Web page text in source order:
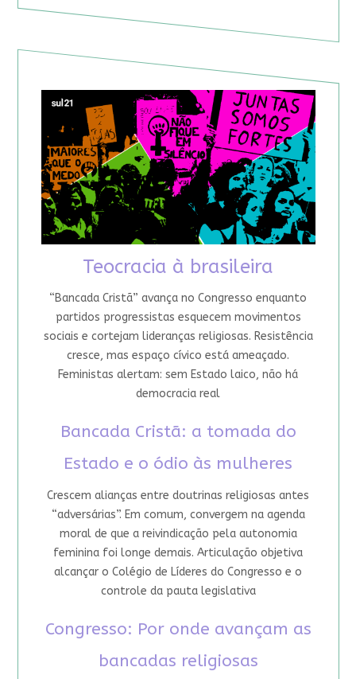
Teocracia à brasileira
“Bancada Cristã” avança no Congresso enquanto
partidos progressistas esquecem movimentos
sociais e cortejam lideranças religiosas. Resistência
cresce, mas espaço cívico está ameaçado.
Feministas alertam: sem Estado laico, não há
democracia real
Bancada Cristã: a tomada do
Estado e o ódio às mulheres
Crescem alianças entre doutrinas religiosas antes
“adversárias”. Em comum, convergem na agenda
moral de que a reivindicação pela autonomia
feminina foi longe demais. Articulação objetiva
alcançar o Colégio de Líderes do Congresso e o
controle da pauta legislativa
Congresso: Por onde avançam as
bancadas religiosas